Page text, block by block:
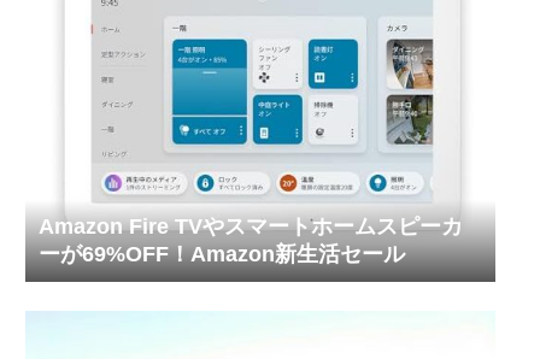
Amazon Fire TVやスマートホームスピーカ
ーが69%OFF！Amazon新生活セール